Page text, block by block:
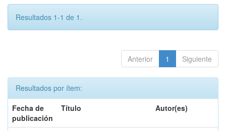
Resultados 1-1 de 1.
Anterior 1 Siguiente
Resultados por ítem:
Fecha de
publicación
Título Autor(es)